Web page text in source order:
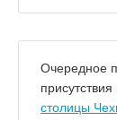
Очередное
столицы